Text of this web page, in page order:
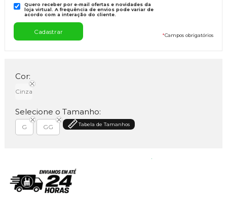
Quero receber por e-mail ofertas e novidades da
loja virtual. A frequência de envios pode variar de
acordo com a interação do cliente.
*Campos obrigatórios
Cor:
Cinza
Selecione o Tamanho:
G GG Tabela de Tamanhos